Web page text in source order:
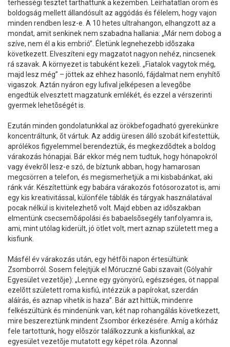
terhességi tesztet tarthattunk a kezemben. Leírhatatlan öröm és
boldogság mellett állandósult az aggódás és félelem, hogy vajon
minden rendben lesz-e. A 10 hetes ultrahangon, elhangzott az a
mondat, amit senkinek nem szabadna hallania: „Már nem dobog a
szíve, nem él a kis embrió”. Életünk legnehezebb idõszaka
következett. Elveszíteni egy magzatot nagyon nehéz, nincsenek
rá szavak. A környezet is tabuként kezeli. „Fiatalok vagytok még,
majd lesz még” – jöttek az ehhez hasonló, fájdalmat nem enyhítõ
vigaszok. Aztán nyáron egy lufival jelképesen a levegõbe
engedtük elvesztett magzatunk emlékét, és ezzel a vérszerinti
gyermek lehetõségét is.
Ezután minden gondolatunkkal az örökbefogadható gyerekünkre
koncentráltunk, õt vártuk. Az addig üresen álló szobát kifestettük,
aprólékos figyelemmel berendeztük, és megkezdõdtek a boldog
várakozás hónapjai. Bár ekkor még nem tudtuk, hogy hónapokról
vagy évekrõl lesz-e szó, de bíztunk abban, hogy hamarosan
megcsörren a telefon, és megismerhetjük a mi kisbabánkat, aki
ránk vár. Készítettünk egy babára várakozós fotósorozatot is, ami
egy kis kreativitással, különféle táblák és tárgyak használatával
pocak nélkül is kivitelezhetõ volt. Majd ebben az idõszakban
elmentünk csecsemõápolási és babaelsõsegély tanfolyamra is,
ami, mint utólag kiderült, jó ötlet volt, mert aznap született meg a
kisfiunk.
Másfél év várakozás után, egy hétfõi napon értesültünk
Zsomborról. Sosem felejtjük el Móruczné Gabi szavait (Gólyahír
Egyesület vezetõje): „Lenne egy gyönyörû, egészséges, öt nappal
ezelõtt született roma kisfiú, intézzük a papírokat, szerdán
aláírás, és aznap vihetik is haza”. Bár azt hittük, mindenre
felkészültünk és mindenünk van, két nap rohangálás következett,
mire beszereztünk mindent Zsombor érkezésére. Amíg a kórház
fele tartottunk, hogy elõször találkozzunk a kisfiunkkal, az
egyesület vezetõje mutatott egy képet róla. Azonnal